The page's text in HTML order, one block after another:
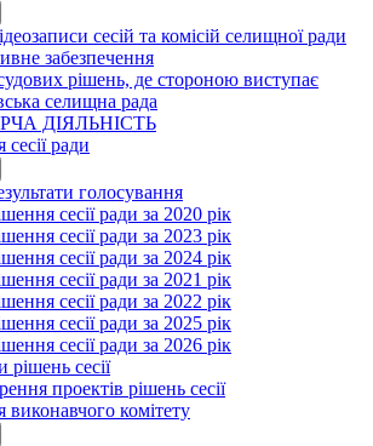
сесій та комісій селищної ради
забезпечення
рішень, де стороною виступає
селищна рада
ДІЯЛЬНІСТЬ
ради
голосування
сесії ради за 2020 рік
сесії ради за 2023 рік
сесії ради за 2024 рік
сесії ради за 2021 рік
сесії ради за 2022 рік
сесії ради за 2025 рік
сесії ради за 2026 рік
рішень сесії
проектів рішень сесії
виконавчого комітету